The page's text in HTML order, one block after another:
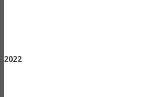
2022